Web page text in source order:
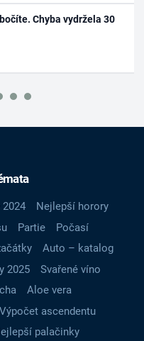
Chyba vydržela 30
Nejlepší horory
Partie
Počasí
Auto – katalog
2025
Svařené víno
Aloe vera
Výpočet ascendentu
palačinky